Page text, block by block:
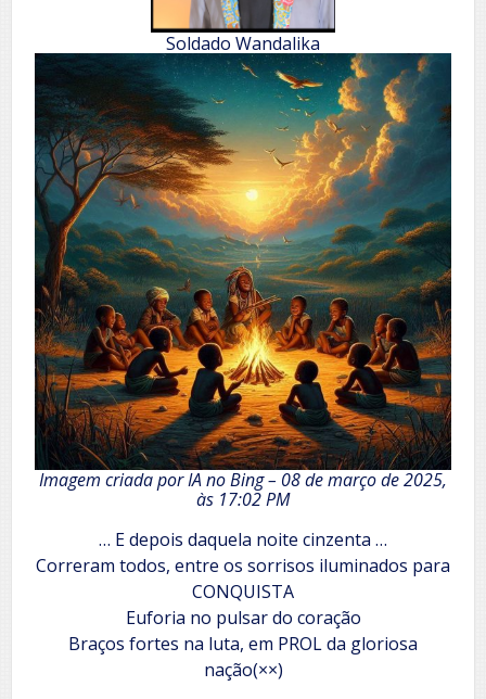
Soldado Wandalika
Imagem criada por IA no Bing – 08 de março de 2025,
às 17:02 PM
… E depois daquela noite cinzenta …
Correram todos, entre os sorrisos iluminados para
CONQUISTA
Euforia no pulsar do coração
Braços fortes na luta, em PROL da gloriosa
nação(××)